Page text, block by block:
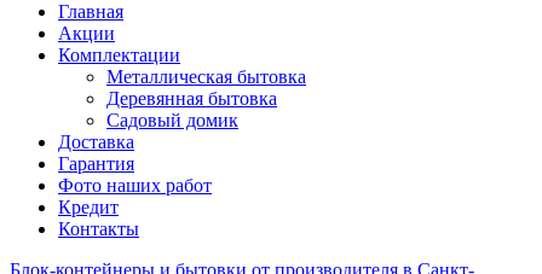
Главная
Акции
Комплектации
Металлическая бытовка
Деревянная бытовка
Садовый домик
Доставка
Гарантия
Фото наших работ
Кредит
Контакты
Блок-контейнеры и бытовки от производителя в Санкт-